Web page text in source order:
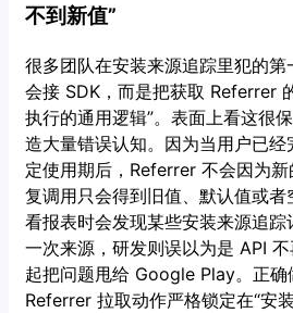
不到新值”
很多团队在安装来源追踪里犯的
会接 SDK，而是把获取 Referrer
执行的通用逻辑”。表面上看这很
造大量错误认知。因为当用户已
定使用期后，Referrer 不会因为
复调用只会得到旧值、默认值或
看报表时会发现某些安装来源追
一次来源，研发则误以为是 API
起把问题甩给 Google Play。正确
Referrer 拉取动作严格锁定在“安